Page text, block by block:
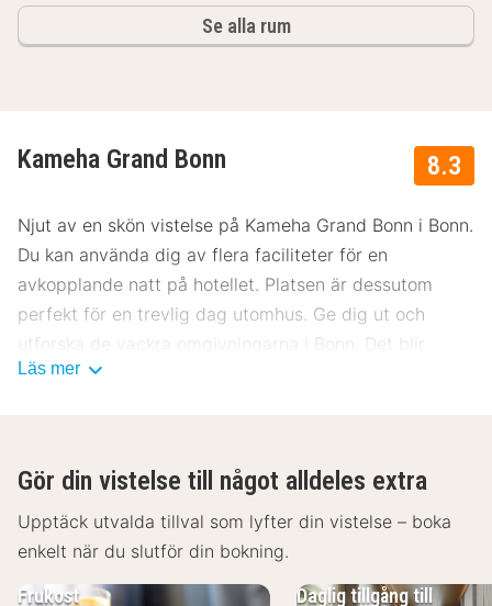
Se alla rum
8.3
Kameha Grand Bonn
Njut av en skön vistelse på Kameha Grand Bonn i Bonn.
Du kan använda dig av flera faciliteter för en
avkopplande natt på hotellet. Platsen är dessutom
perfekt för en trevlig dag utomhus. Ge dig ut och
utforska de vackra omgivningarna i Bonn. Det blir
garanterat en trevlig vistelse på Kameha Grand Bonn.
Läs mer
Gör din vistelse till något alldeles extra
Upptäck utvalda tillval som lyfter din vistelse – boka
enkelt när du slutför din bokning.
Frukost
Daglig tillgång till